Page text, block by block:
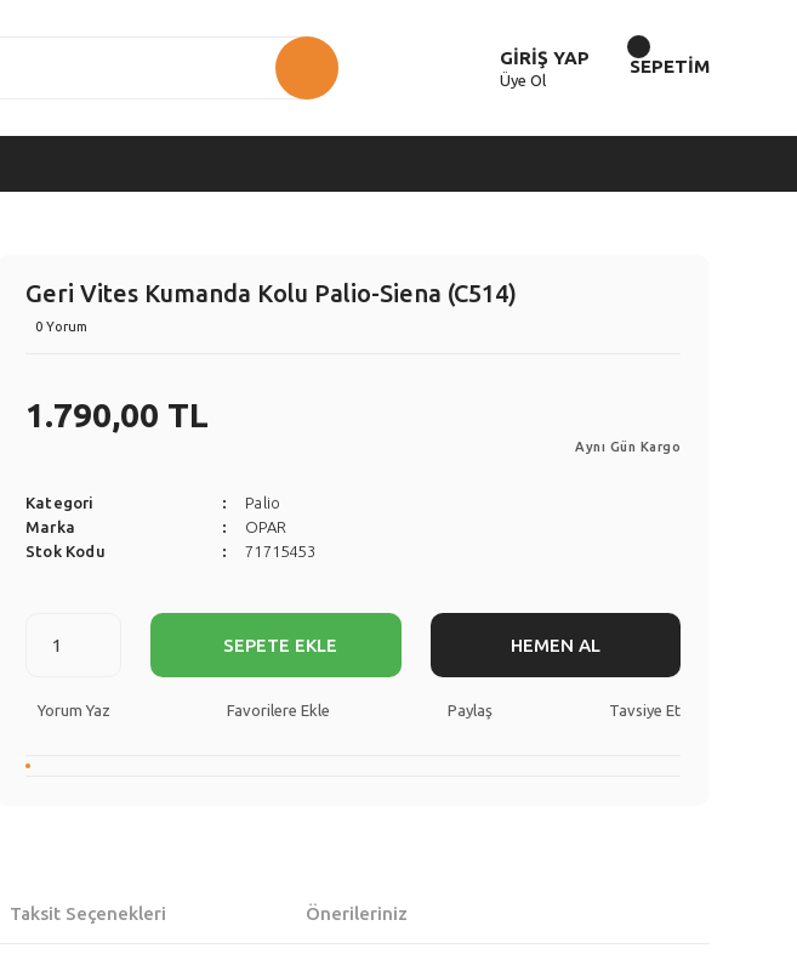
GİRİŞ YAP
Üye Ol
SEPETİM
Geri Vites Kumanda Kolu Palio-Siena (C514)
0 Yorum
1.790,00 TL
Aynı Gün Kargo
Kategori
Palio
Marka
OPAR
Stok Kodu
71715453
SEPETE EKLE HEMEN AL
Yorum Yaz Paylaş Tavsiye Et
Taksit Seçenekleri Önerileriniz